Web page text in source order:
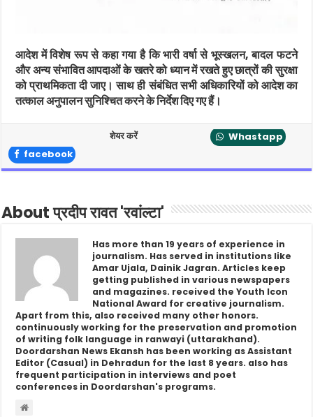
आदेश में विशेष रूप से कहा गया है कि भारी वर्षा से भूस्खलन, बादल फटने
और अन्य संभावित आपदाओं के खतरे को ध्यान में रखते हुए छात्रों की सुरक्षा
को प्राथमिकता दी जाए। साथ ही संबंधित सभी अधिकारियों को आदेश का
तत्काल अनुपालन सुनिश्चित करने के निर्देश दिए गए हैं।
शेयर करें
Whastapp
facebook
About प्रदीप रावत 'रवांल्टा'
Has more than 19 years of experience in
journalism. Has served in institutions like
Amar Ujala, Dainik Jagran. Articles keep
getting published in various newspapers
and magazines. received the Youth Icon
National Award for creative journalism.
Apart from this, also received many other honors.
continuously working for the preservation and promotion
of writing folk language in ranwayi (uttarakhand).
Doordarshan News Ekansh has been working as Assistant
Editor (Casual) in Dehradun for the last 8 years. also has
frequent participation in interviews and poet
conferences in Doordarshan's programs.